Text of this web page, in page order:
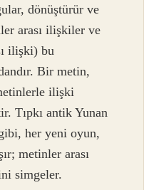
dönüştürür ve
arası ilişkiler ve
ilişki) bu
Bir metin,
ilişki
Tıpkı antik Yunan
her yeni oyun,
metinler arası
simgeler.